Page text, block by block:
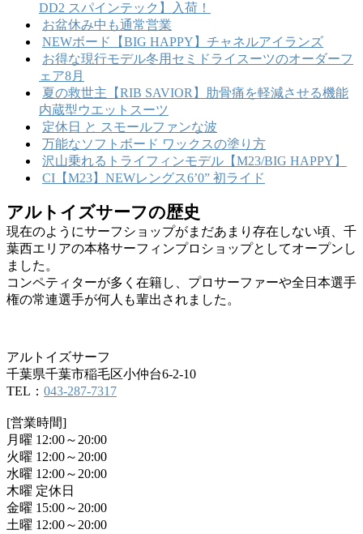
DD2 スパインテック】入荷！
お盆休み中も通常営業
NEWボード【BIG HAPPY】チャネルアイランズ
お得な現行モデル冬用セミドライスーツのオーダーフ
ェア8月
夏の救世主【RIB SAVIOR】肋骨痛を軽減させる機能
内蔵型ウエットスーツ
定休日 と スモールファンな波
万能なソフトボード ワックスの塗り方
沢山乗れるトライフィンモデル【M23/BIG HAPPY】
CI【M23】NEWレングス6’0” 初ライド
アルトイズサーフの歴史
現在のようにサーフショップがまだあまり存在しない頃、千
葉西エリアの本格サーフィンプロショップとしてオープンし
ました。
コンペティターが多く在籍し、プロサーファーや全日本選手
権の常連選手が何人も輩出されました。
アルトイズサーフ
千葉県千葉市稲毛区小仲台6-2-10
TEL： 043-287-7317
[営業時間]
月曜 12:00～20:00
火曜 12:00～20:00
水曜 12:00～20:00
木曜 定休日
金曜 15:00～20:00
土曜 12:00～20:00